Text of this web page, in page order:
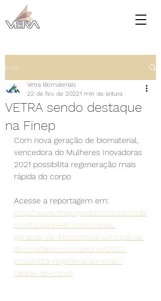
Post
VETRA sendo destaque
na Finep
Vetra Biomaterials
22 de fev. de 20221 min de leitura
Com nova geração de biomaterial,
vencedora do Mulheres Inovadoras
2021 possibilita regeneração mais
rápida do corpo
Acesse a reportagem em:
http://www.finep.gov.br/noticias/toda
s-noticias/6440-com-nova-
geracao-de-biomaterial-vencedora-
do-mulheres-inovadoras-2021-
possibilita-regeneracao-mais-
rapida-do-corpo